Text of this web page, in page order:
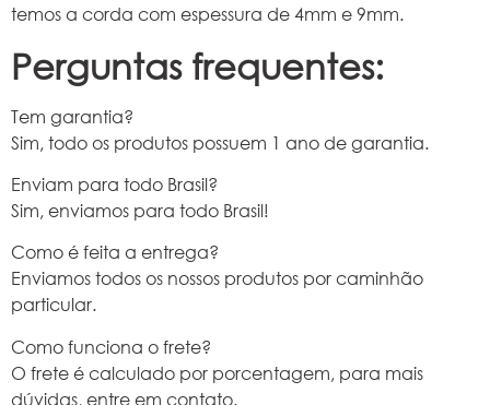
temos a corda com espessura de 4mm e 9mm.
Perguntas frequentes:
Tem garantia?
Sim, todo os produtos possuem 1 ano de garantia.
Enviam para todo Brasil?
Sim, enviamos para todo Brasil!
Como é feita a entrega?
Enviamos todos os nossos produtos por caminhão
particular.
Como funciona o frete?
O frete é calculado por porcentagem, para mais
dúvidas, entre em contato.